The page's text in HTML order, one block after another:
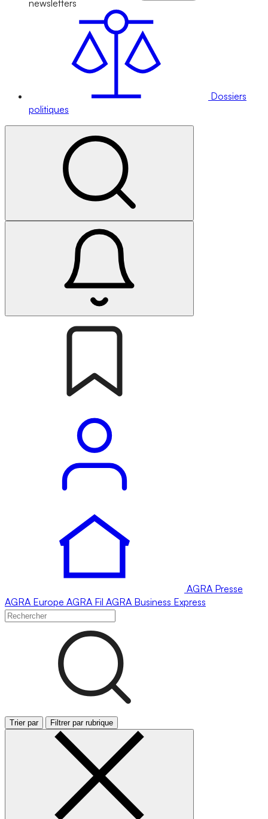
newsletters
Dossiers
politiques
AGRA Presse
AGRA Europe AGRA Fil AGRA Business Express
Trier par Filtrer par rubrique